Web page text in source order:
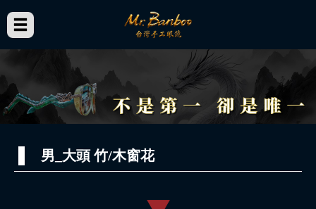
男_大頭 竹/木窗花